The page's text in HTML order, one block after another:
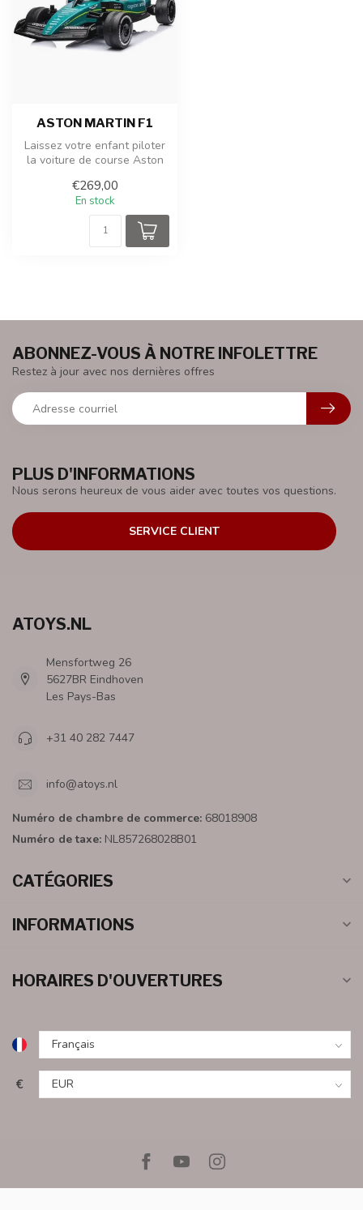
ASTON MARTIN F1
Laissez votre enfant piloter
la voiture de course Aston
€269,00
En stock
PLUS D'INFORMATIONS
Nous serons heureux de vous aider avec toutes vos questions.
SERVICE CLIENT
ABONNEZ-VOUS À NOTRE INFOLETTRE
Restez à jour avec nos dernières offres
ATOYS.NL
Mensfortweg 26
5627BR Eindhoven
Les Pays-Bas
+31 40 282 7447
info@atoys.nl
Numéro de chambre de commerce: 68018908
Numéro de taxe: NL857268028B01
CATÉGORIES
INFORMATIONS
HORAIRES D'OUVERTURES
€